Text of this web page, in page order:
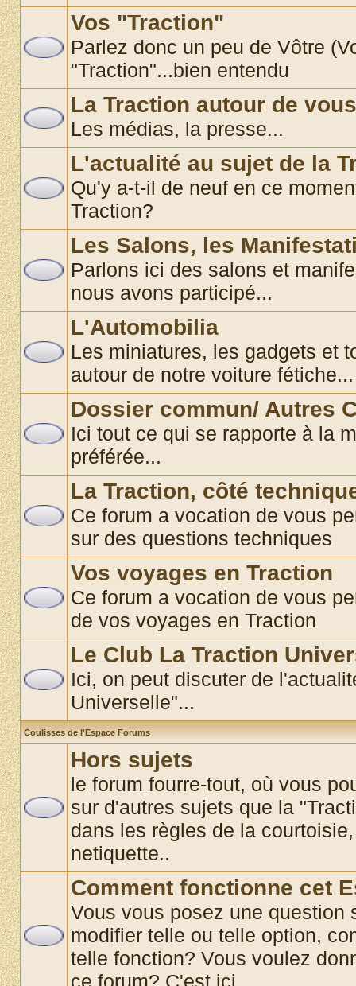
Vos "Traction"
Parlez donc un peu de Vôtre
"Traction"...bien entendu
La Traction autour de vous
Les médias, la presse...
L'actualité au sujet de la
Qu'y a-t-il de neuf en ce
Traction?
Les Salons, les
Parlons ici des salons et
nous avons participé...
L'Automobilia
Les miniatures, les gadgets et
autour de notre voiture fétiche...
Dossier commun/ Autres
Ici tout ce qui se rapporte à la
préférée...
La Traction, côté
Ce forum a vocation de vous
sur des questions techniques
Vos voyages en Traction
Ce forum a vocation de vous
de vos voyages en Traction
Le Club La Traction
Ici, on peut discuter de
Universelle"...
Coulisses de l'Espace Forums
Hors sujets
le forum fourre-tout, où vous
sur d'autres sujets que la
dans les règles de la
netiquette..
Comment fonctionne cet
Vous vous posez une question
modifier telle ou telle option,
telle fonction? Vous voulez
ce forum? C'est ici............